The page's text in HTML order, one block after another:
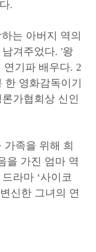
.
는 아버지 역의
겨주었다. '왕
기파 배우다. 2
영화감독이기
가협회상 신인
족을 위해 희
을 가진 엄마 역
라마 ‘사이코
신한 그녀의 연